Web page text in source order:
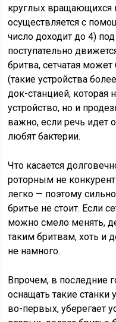
круглых вращающихся
осуществляется с
число доходит до 4)
поступательно
бритва, сетчатая
(такие устройства
док-станцией, которая
устройство, но и
важно, если речь идет
любят бактерии.
Что касается
роторным не
легко — поэтому
бритье не стоит. Если
можно смело менять,
таким бритвам, хоть и
не намного.
Впрочем, в последние
оснащать такие
во-первых, уберегает